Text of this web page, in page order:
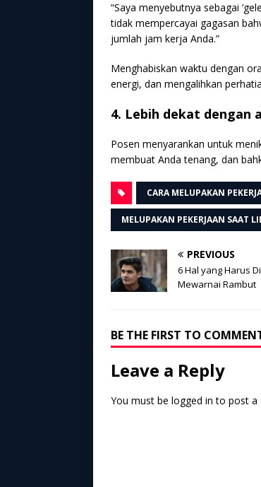
“Saya menyebutnya sebagai
tidak mempercayai gagasan
jumlah jam kerja Anda.”
Menghabiskan waktu dengan
energi, dan mengalihkan
4. Lebih dekat dengan
Posen menyarankan untuk
membuat Anda tenang, dan
CARA MELUPAKAN
MELUPAKAN PEKERJAAN SAAT
PREVIOUS
6 Hal yang Harus
Mewarnai Rambut
BE THE FIRST TO
Leave a Reply
You must be logged in to post a